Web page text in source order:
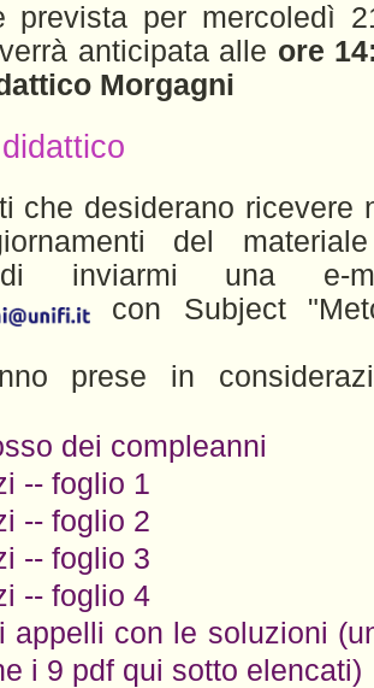
prevista per mercoledì
anticipata alle ore
Morgagni
che desiderano ricevere
del
inviarmi una e-
con Subject
prese in
dei compleanni
-- foglio 1
-- foglio 2
-- foglio 3
-- foglio 4
appelli con le soluzioni
i 9 pdf qui sotto elencati)